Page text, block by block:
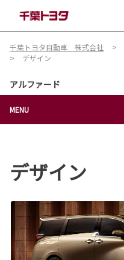
千葉トヨタ自動車 株式会社
デザイン
アルファード
MENU
デザイン